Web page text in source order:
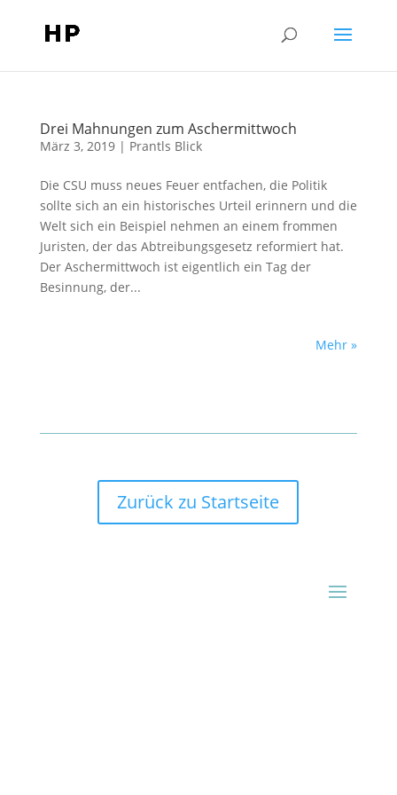
Drei Mahnungen zum Aschermittwoch
März 3, 2019| Prantls Blick
Die CSU muss neues Feuer entfachen, die Politik
sollte sich an ein historisches Urteil erinnern und die
Welt sich ein Beispiel nehmen an einem frommen
Juristen, der das Abtreibungsgesetz reformiert hat.
Der Aschermittwoch ist eigentlich ein Tag der
Besinnung, der...
Mehr »
Zurück zu Startseite